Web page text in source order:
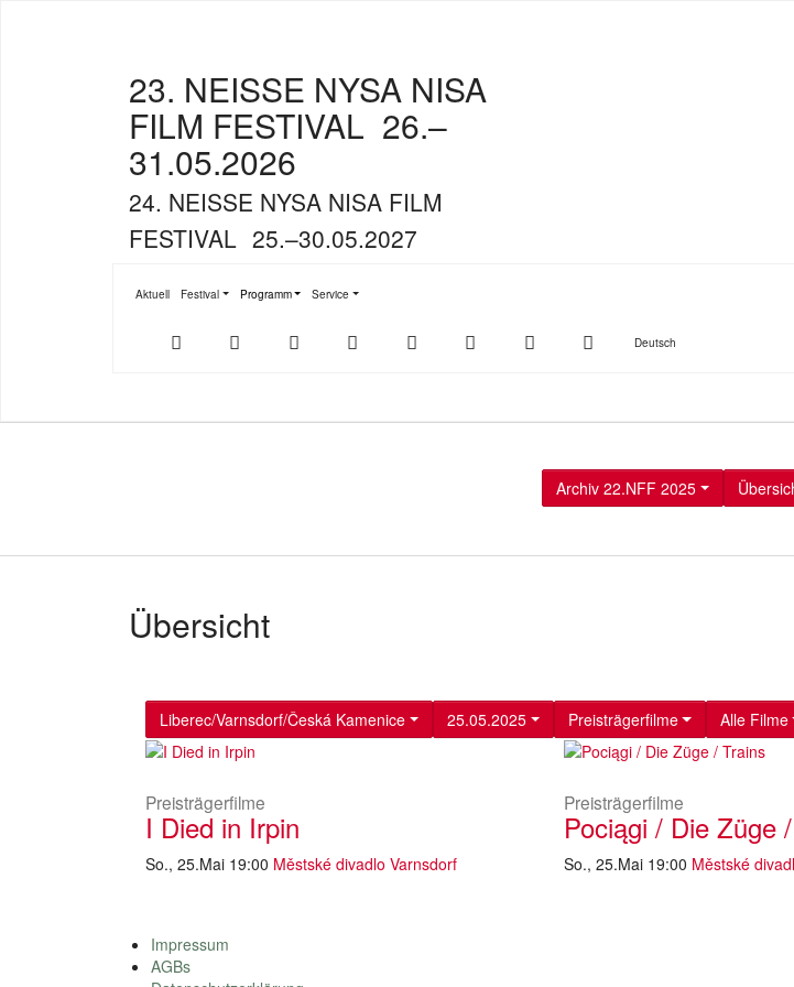
23. NEISSE NYSA NISA
FILM FESTIVAL 26.–
31.05.2026
24. NEISSE NYSA NISA FILM
FESTIVAL 25.–30.05.2027
Aktuell Festival
Submenu for "Festival"
Programm
Submenu for "Programm"
Service
Submenu for "Service"
Store
Play
Youtube Facebook Twitter Instagram SucheDeutsch
Archiv 22.NFF 2025
Übersicht
Liberec/Varnsdorf/Česká Kamenice 25.05.2025 Preisträgerfilme Alle Filme
Preisträgerfilme
I Died in Irpin
So., 25.Mai 19:00 Městské divadlo Varnsdorf
Preisträgerfilme
Pociągi / Die Züge
So., 25.Mai 19:00 Městské
Impressum
AGBs